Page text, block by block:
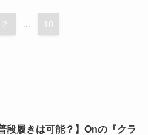
2 10
普段履きは可能？】Onの『クラ